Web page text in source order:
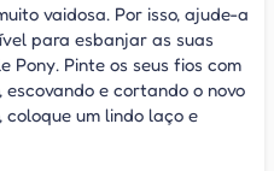
vaidosa. Por isso, ajude-a
para esbanjar as suas
Pony. Pinte os seus fios com
escovando e cortando o novo
um lindo laço e